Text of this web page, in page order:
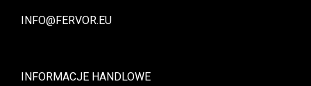
INFO@FERVOR.EU
INFORMACJE HANDLOWE